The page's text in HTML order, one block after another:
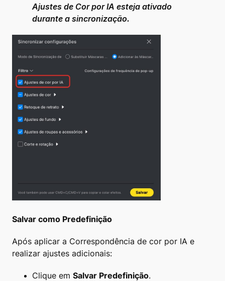
Ajustes de Cor por IA esteja ativado
durante a sincronização.
Salvar como Predefinição
Após aplicar a Correspondência de cor por IA e
realizar ajustes adicionais:
Clique em Salvar Predefinição.